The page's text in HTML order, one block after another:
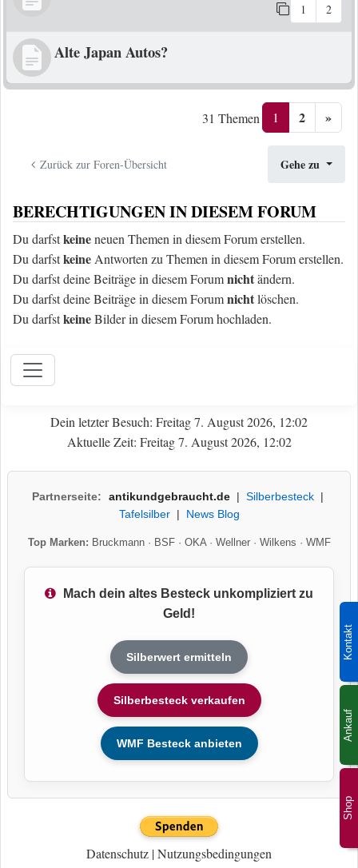
Shop
Kontakt
Ankauf
1 2
Alte Japan Autos?
31 Themen 1 2 »
Zurück zur Foren-Übersicht Gehe zu
BERECHTIGUNGEN IN DIESEM FORUM
Du darfstkeineneuen Themen in diesem Forum erstellen.
Du darfstkeine Antworten zu Themen in diesem Forum erstellen.
Du darfst deine Beiträge in diesem Forumnichtändern.
Du darfst deine Beiträge in diesem Forumnichtlöschen.
Du darfstkeineBilder in diesem Forum hochladen.
Dein letzter Besuch: Freitag 7. August 2026, 12:02
Aktuelle Zeit: Freitag 7. August 2026, 12:02
Partnerseite: antikundgebraucht.de| Silberbesteck|
Tafelsilber| News Blog
Top Marken: Bruckmann· BSF· OKA· Wellner· Wilkens · WMF
Mach dein altes Besteck unkompliziert zu
Geld!
Silberwert ermitteln
Silberbesteck verkaufen
WMF Besteck anbieten
Datenschutz |Nutzungsbedingungen